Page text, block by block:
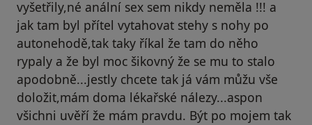
vyšetřily,né anální sex sem nikdy neměla !!! a
jak tam byl přítel vytahovat stehy s nohy po
autonehodě,tak taky říkal že tam do něho
rypaly a že byl moc šikovný že se mu to stalo
apodobně...jestly chcete tak já vám můžu vše
doložit,mám doma lékařské nálezy...aspon
všichni uvěří že mám pravdu. Být po mojem tak